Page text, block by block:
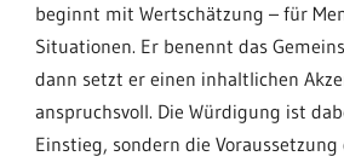
beginnt mit Wertschätzung – für
Situationen. Er benennt das
dann setzt er einen inhaltlichen
anspruchsvoll. Die Würdigung ist
Einstieg, sondern die